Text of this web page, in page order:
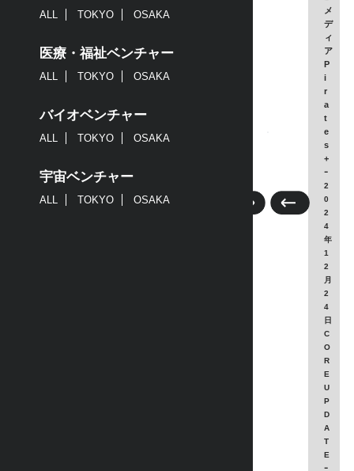
ALL TOKYO OSAKA
医療・福祉ベンチャー
ALL TOKYO OSAKA
バイオベンチャー
ALL TOKYO OSAKA
宇宙ベンチャー
ALL TOKYO OSAKA
メ
デ
ィ
ア
P
i
r
a
t
e
s
+
ｰ
2
0
2
4
年
1
2
月
2
4
日
C
O
R
E
U
P
D
A
T
E
ｰ